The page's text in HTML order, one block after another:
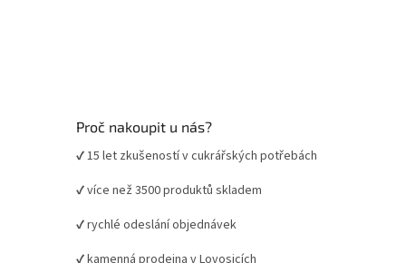
Proč nakoupit u nás?
✔ 15 let zkušeností v cukrářských potřebách
✔ více než 3500 produktů skladem
✔ rychlé odeslání objednávek